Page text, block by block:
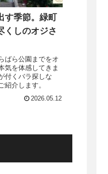
す季節。緑町
くしのオジさ
ばら公園までをオ
気を体感してきま
付くバラ探しな
紹介します。
2026.05.12